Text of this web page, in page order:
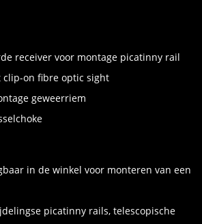
receiver voor montage picatinny rail
clip-on fibre optic sight
geweerriem
in de winkel voor monteren van een
picatinny rails, telescopische